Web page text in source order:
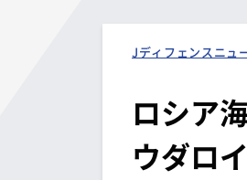
Jディフェンスニュ
ロシア
ウダロ